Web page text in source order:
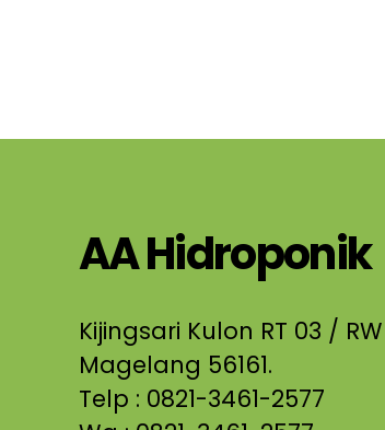
AA Hidroponik
Kijingsari Kulon RT 03 /
Magelang 56161.
Telp : 0821-3461-2577